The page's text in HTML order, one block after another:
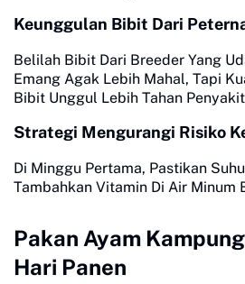
Keunggulan Bibit Dari
Belilah Bibit Dari Breeder Yang
Emang Agak Lebih Mahal, Tapi
Bibit Unggul Lebih Tahan
Strategi Mengurangi Risiko
Di Minggu Pertama, Pastikan
Tambahkan Vitamin Di Air Minum
Pakan Ayam
Hari Panen